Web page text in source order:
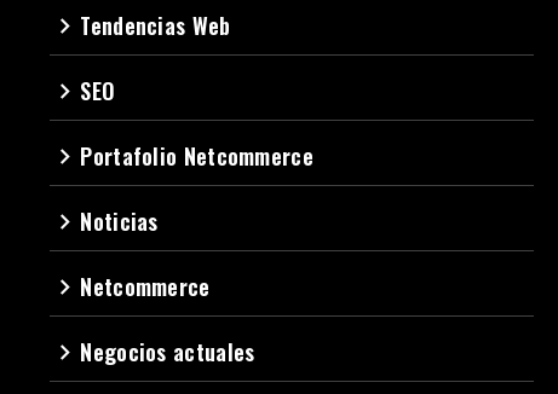
navigate_next Tendencias Web
navigate_next SEO
navigate_next Portafolio Netcommerce
navigate_next Noticias
navigate_next Netcommerce
navigate_next Negocios actuales